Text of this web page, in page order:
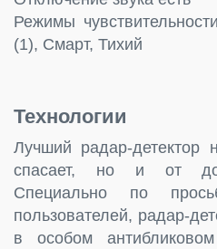
Режимы
(1), Смарт, Тихий
Технологии
Лучший радар-детектор
спасает, но и от
Специально по
пользователей, радар-
в особом